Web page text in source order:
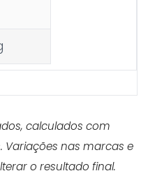
calculados com
Variações nas marcas e
o resultado final.